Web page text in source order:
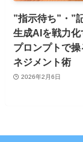
”指示待ち”・”
生成AIを戦力化
プロンプトで
ネジメント術
2026年2月6日